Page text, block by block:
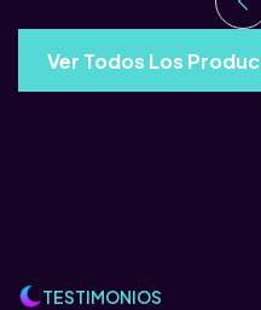
Ver Todos Los
TESTIMONIOS